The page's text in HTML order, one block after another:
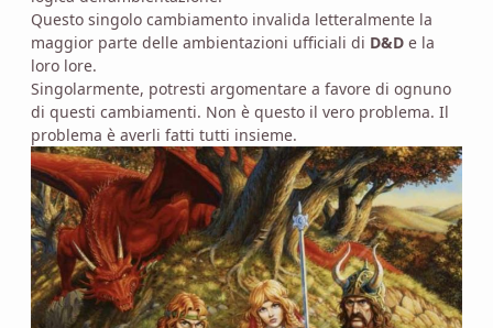
Questo singolo cambiamento invalida letteralmente la
maggior parte delle ambientazioni ufficiali di D&D e la
loro lore.
Singolarmente, potresti argomentare a favore di ognuno
di questi cambiamenti. Non è questo il vero problema. Il
problema è averli fatti tutti insieme.